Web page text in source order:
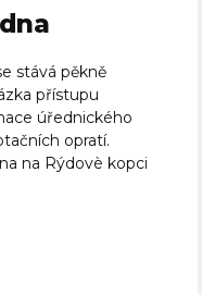
stává pěkně
přístupu
úřednického
opratí.
na Rýdovè kopci